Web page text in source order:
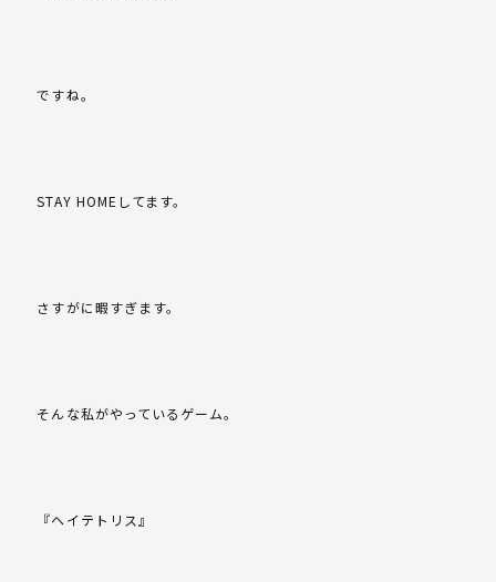
ですね。
STAY HOMEしてます。
さすがに暇すぎます。
そんな私がやっているゲーム。
『ヘイテトリス』